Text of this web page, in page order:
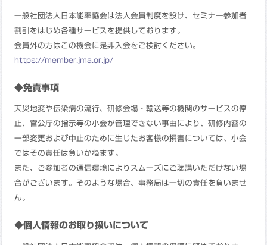
一般社団法人日本能率協会は法人会員制度を設け、セミナー参加者
割引をはじめ各種サービスを提供しております。
会員外の方はこの機会に是非入会をご検討ください。
https://member.jma.or.jp/
◆免責事項
天災地変や伝染病の流行、研修会場・輸送等の機関のサービスの停
止、官公庁の指示等の小会が管理できない事由により、研修内容の
一部変更および中止のために生じたお客様の損害については、小会
ではその責任は負いかねます。
また、ご参加者の通信環境によりスムーズにご聴講いただけない場
合がございます。そのような場合、事務局は一切の責任を負いませ
ん。
◆個人情報のお取り扱いについて